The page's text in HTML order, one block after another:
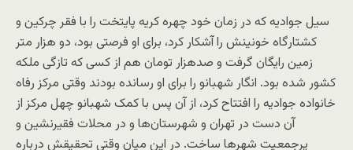
سیل جوادیه که در زمان خود چهره کریه پایتخت را با فقر چرکین و
کشتارگاه خونینش را آشکار کرد، برای او فرصتی بود، دو هزار متر
زمین رایگان گرفت و صدهزار تومان هم از کسی که تازگی ملکه
کشور شده بود. انگار شهبانو را برای او رسانده بودند وقتی مرکز رفاه
خانواده جوادیه را افتتاح کرد، از آن پس با کمک شهبانو چهل مرکز از
آن دست در تهران و شهرستان‌‌‌ها و در محلات فقیرنشین و
پرجمعیت شهرها ساخت. در این میان وقتی تحقیقش درباره